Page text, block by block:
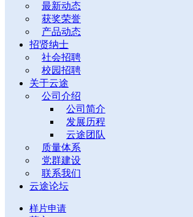
最新动态
获奖荣誉
产品动态
招贤纳士
社会招聘
校园招聘
关于云途
公司介绍
公司简介
发展历程
云途团队
质量体系
党群建设
联系我们
云途论坛
样片申请